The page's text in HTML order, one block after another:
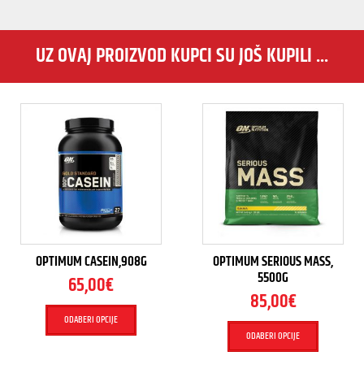
UZ OVAJ PROIZVOD KUPCI SU JOŠ KUPILI ...
OPTIMUM CASEIN,908G
65,00€
ODABERI OPCIJE
OPTIMUM SERIOUS MASS,
5500G
85,00€
ODABERI OPCIJE